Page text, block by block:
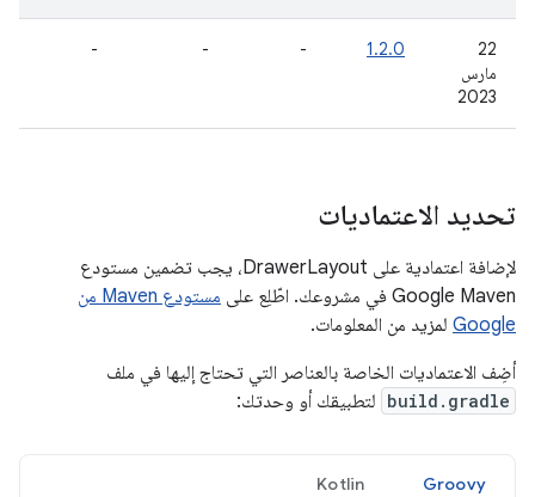
‫22
مارس
2023
1.2.0
-
-
-
تحديد الاعتماديات
لإضافة اعتمادية على DrawerLayout، يجب تضمين مستودع
Google Maven في مشروعك. اطّلِع على
مستودع Maven من
Google لمزيد من المعلومات.
أضِف الاعتماديات الخاصة بالعناصر التي تحتاج إليها في ملف
build.gradle لتطبيقك أو وحدتك:
Groovy
Kotlin